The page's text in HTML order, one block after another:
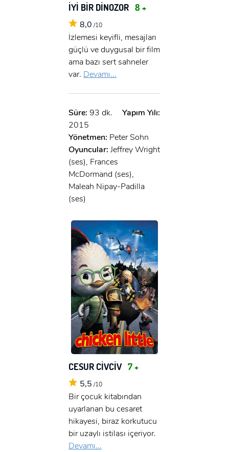
İYİ BİR DİNOZOR 8 +
8,0 /10
İzlemesi keyifli, mesajları
güçlü ve duygusal bir film
ama bazı sert sahneler
var. Devamı...
Süre: 93 dk.
Yapım Yılı:
2015
Yönetmen: Peter Sohn
Oyuncular: Jeffrey Wright
(ses), Frances
McDormand (ses),
Maleah Nipay-Padilla
(ses)
CESUR CİVCİV 7 +
5,5 /10
Bir çocuk kitabından
uyarlanan bu cesaret
hikayesi, biraz korkutucu
bir uzaylı istilası içeriyor.
Devamı...